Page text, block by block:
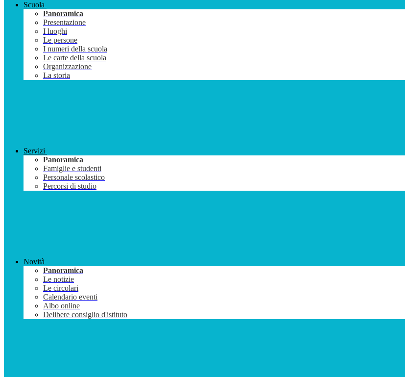
Scuola
Panoramica
Presentazione
I luoghi
Le persone
I numeri della scuola
Le carte della scuola
Organizzazione
La storia
Servizi
Panoramica
Famiglie e studenti
Personale scolastico
Percorsi di studio
Novità
Panoramica
Le notizie
Le circolari
Calendario eventi
Albo online
Delibere consiglio d'istituto